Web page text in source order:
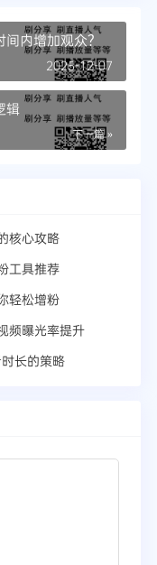
内增加观众？
2025-12-07
辑
下一篇 »
核心攻略
工具推荐
轻松增粉
频曝光率提升
长的策略